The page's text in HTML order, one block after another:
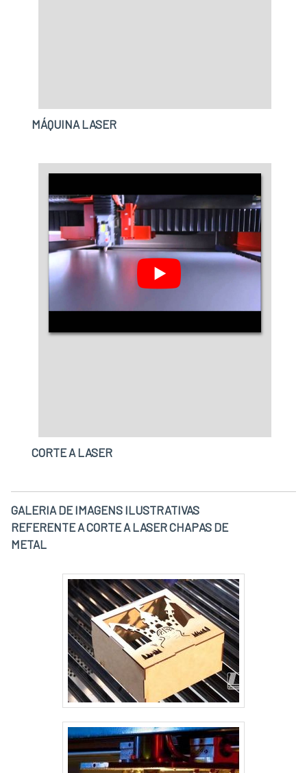
MÁQUINA LASER
CORTE A LASER
GALERIA DE IMAGENS ILUSTRATIVAS
REFERENTE A CORTE A LASER CHAPAS DE
METAL